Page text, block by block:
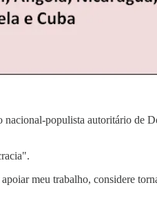
populista autoritário de
meu trabalho, considere